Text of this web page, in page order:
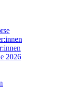
2026